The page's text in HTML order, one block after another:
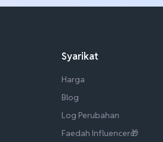
Syarikat
Harga
Blog
Log Perubahan
Faedah Influencer🎁